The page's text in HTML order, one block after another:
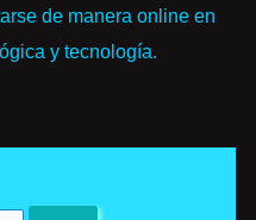
de manera online en
y tecnología.